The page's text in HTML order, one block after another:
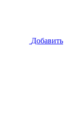
Добавить